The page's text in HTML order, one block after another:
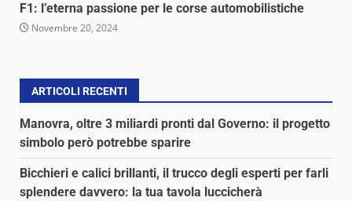
F1: l’eterna passione per le corse automobilistiche
Novembre 20, 2024
ARTICOLI RECENTI
Manovra, oltre 3 miliardi pronti dal Governo: il progetto
simbolo però potrebbe sparire
Bicchieri e calici brillanti, il trucco degli esperti per farli
splendere davvero: la tua tavola luccicherà